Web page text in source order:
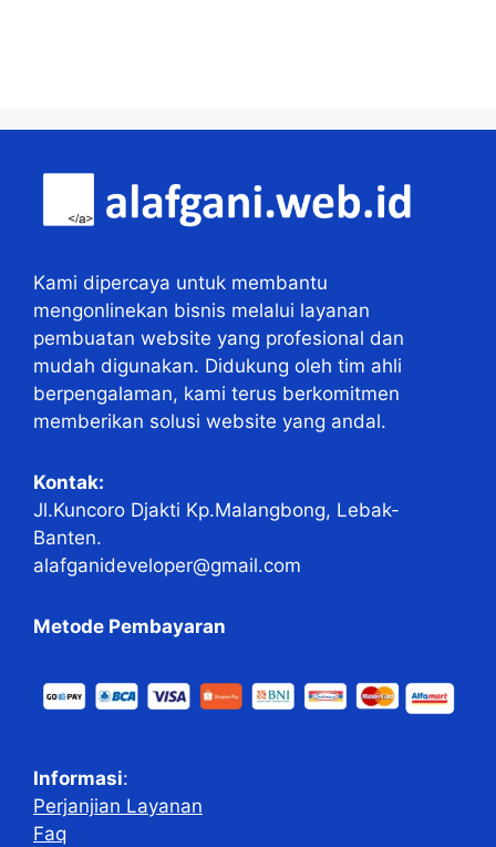
Kami dipercaya untuk membantu
mengonlinekan bisnis melalui layanan
pembuatan website yang profesional dan
mudah digunakan. Didukung oleh tim ahli
berpengalaman, kami terus berkomitmen
memberikan solusi website yang andal.
Kontak:
Jl.Kuncoro Djakti Kp.Malangbong, Lebak-
Banten.
alafganideveloper@gmail.com
Metode Pembayaran
Informasi:
Perjanjian Layanan
Faq